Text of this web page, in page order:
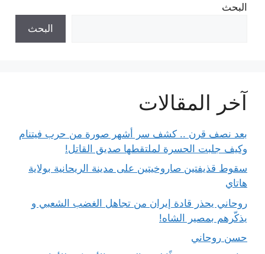
البحث
البحث
آخر المقالات
بعد نصف قرن .. كشف سر أشهر صورة من حرب فيتنام
وكيف جلبت الحسرة لملتقطها صديق القاتل!
سقوط قذيفتين صاروخيتين على مدينة الريحانية بولاية
هاتاي
روحاني يحذر قادة إيران من تجاهل الغضب الشعبي و
يذكّرهم بمصير الشاه!
حسن روحاني